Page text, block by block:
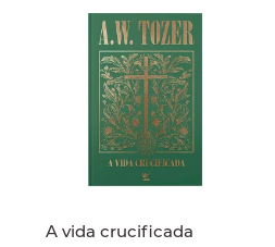
A vida crucificada